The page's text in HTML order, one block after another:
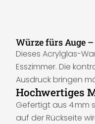
Würze fürs Auge
Dieses Acrylglas-
Esszimmer. Die
Ausdruck bringen
Hochwertiges
Gefertigt aus 4 mm
auf der Rückseite